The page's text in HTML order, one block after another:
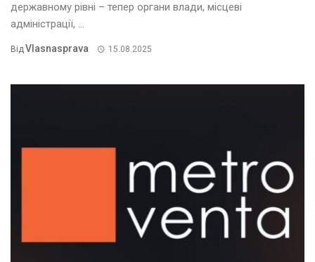
державному рівні – тепер органи влади, місцеві
адміністрації, ...
ВідVlasnasprava 15.08.2025